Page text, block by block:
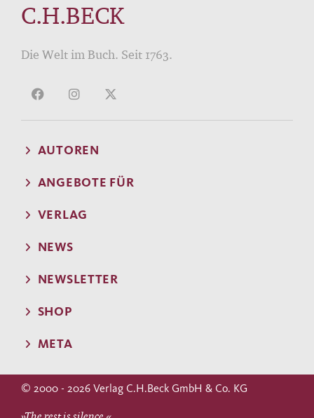
C.H.BECK
Die Welt im Buch. Seit 1763.
AUTOREN
ANGEBOTE FÜR
VERLAG
NEWS
NEWSLETTER
SHOP
META
© 2000 - 2026 Verlag C.H.Beck GmbH & Co. KG